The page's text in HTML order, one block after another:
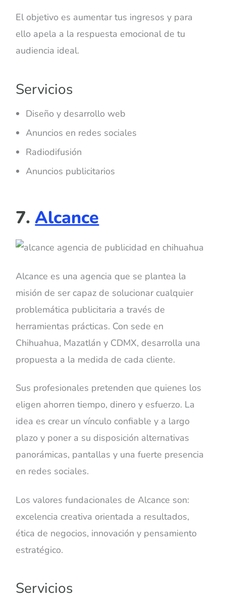
El objetivo es aumentar tus ingresos y para
ello apela a la respuesta emocional de tu
audiencia ideal.
Servicios
Diseño y desarrollo web
Anuncios en redes sociales
Radiodifusión
Anuncios publicitarios
7.Alcance
Alcance es una agencia que se plantea la
misión de ser capaz de solucionar cualquier
problemática publicitaria a través de
herramientas prácticas. Con sede en
Chihuahua, Mazatlán y CDMX, desarrolla una
propuesta a la medida de cada cliente.
Sus profesionales pretenden que quienes los
eligen ahorren tiempo, dinero y esfuerzo. La
idea es crear un vínculo confiable y a largo
plazo y poner a su disposición alternativas
panorámicas, pantallas y una fuerte presencia
en redes sociales.
Los valores fundacionales de Alcance son:
excelencia creativa orientada a resultados,
ética de negocios, innovación y pensamiento
estratégico.
Servicios